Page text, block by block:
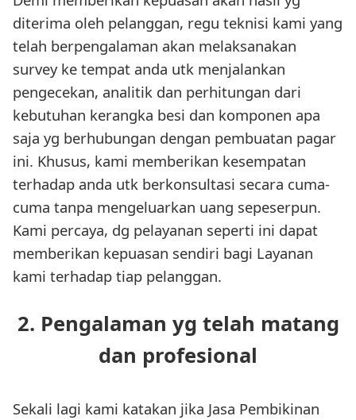
diterima oleh pelanggan, regu teknisi kami yang
telah berpengalaman akan melaksanakan
survey ke tempat anda utk menjalankan
pengecekan, analitik dan perhitungan dari
kebutuhan kerangka besi dan komponen apa
saja yg berhubungan dengan pembuatan pagar
ini. Khusus, kami memberikan kesempatan
terhadap anda utk berkonsultasi secara cuma-
cuma tanpa mengeluarkan uang sepeserpun.
Kami percaya, dg pelayanan seperti ini dapat
memberikan kepuasan sendiri bagi Layanan
kami terhadap tiap pelanggan.
2. Pengalaman yg telah matang
dan profesional
Sekali lagi kami katakan jika Jasa Pembikinan